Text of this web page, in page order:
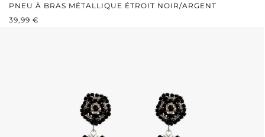
PNEU À BRAS MÉTALLIQUE ÉTROIT NOIR/ARGENT
PRIX RÉGULIER :
39,99 €